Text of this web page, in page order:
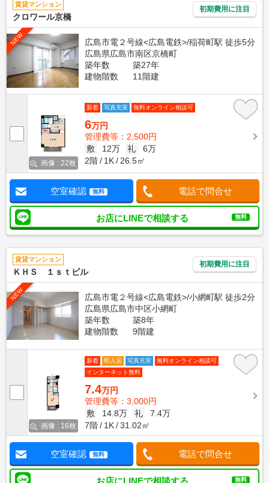
賃貸マンション
クロワール京橋
初期費用に注目
NEW
広島市電２号線<広島電鉄>/稲荷町駅 徒歩5分
広島県広島市南区京橋町
築年数
築27年
建物階数
11階建
画像 : 22枚
新着 写真充実 無料オンライン相談可
6万円
管理費等：2,500円
敷
12万 礼
6万
2階
1K 26.5㎡
空室確認 無料 電話で問合せ
お店にLINEで相談する 無料
賃貸マンション
ＫＨＳ １ｓｔビル
初期費用に注目
NEW
広島市電２号線<広島電鉄>/小網町駅 徒歩2分
広島県広島市中区小網町
築年数
築8年
建物階数
9階建
画像 : 16枚
新着 即入居 写真充実
無料オンライン相談可
インターネット無料
7.4万円
管理費等：3,000円
敷
14.8万 礼
7.4万
7階
1K 31.02㎡
空室確認 無料 電話で問合せ
お店にLINEで相談する 無料